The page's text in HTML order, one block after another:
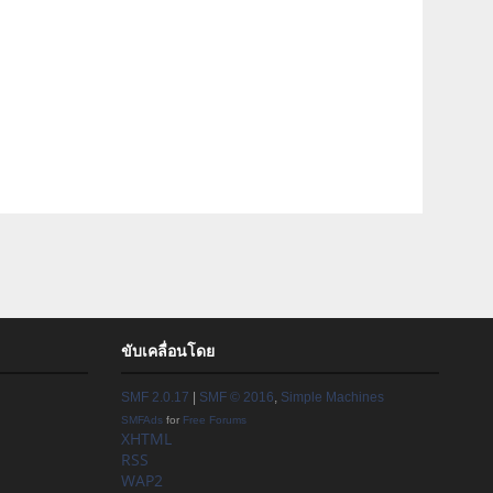
ขับเคลื่อนโดย
SMF 2.0.17 SMF © 2016, Simple Machines
SMFAds for Free Forums
XHTML
RSS
WAP2